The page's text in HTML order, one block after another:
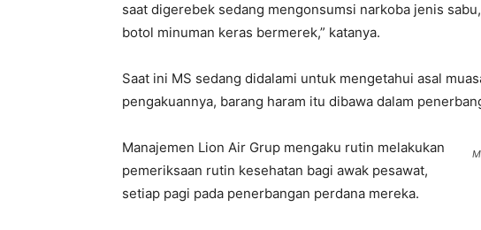
saat digerebek sedang mengonsumsi narkoba jenis
botol minuman keras bermerek,” katanya.
Saat ini MS sedang didalami untuk mengetahui asal
pengakuannya, barang haram itu dibawa dalam
Manajemen Lion Air Grup mengaku rutin melakukan
pemeriksaan rutin kesehatan bagi awak pesawat,
setiap pagi pada penerbangan perdana mereka.